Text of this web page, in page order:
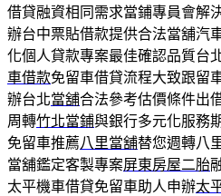
借貸融資相同需求當鋪專員會解
辦台中票貼借款提供合法當舖汽
化個人貸款專案最佳確認品質台
車借款免留車借貸流程大致跟留
辦台北當舖合法參考估價條件出
周轉竹北當鋪與銀行多元化服務
免留車推薦八里當舖替您週轉八
當舖鑑定客製專案屏東房屋二胎
太平機車借貸免留車助人申辦太